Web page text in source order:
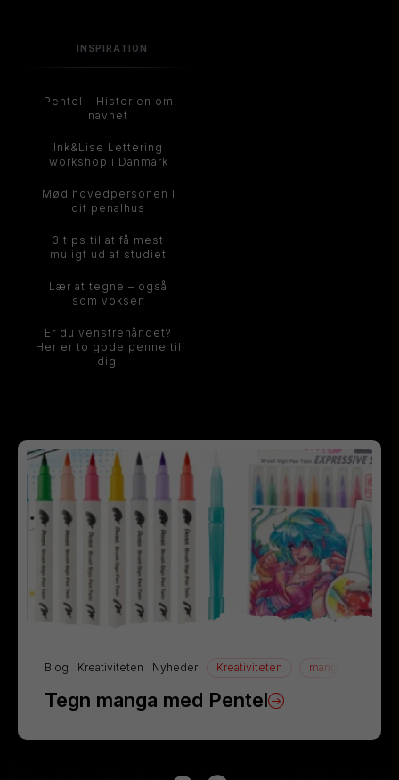
Blog Kreativiteten Nyheder Kreativiteten manga
Tegn manga med Pentel
INSPIRATION
Pentel – Historien om
navnet
Ink&Lise Lettering
workshop i Danmark
Mød hovedpersonen i
dit penalhus
3 tips til at få mest
muligt ud af studiet
Lær at tegne – også
som voksen
Er du venstrehåndet?
Her er to gode penne til
dig.